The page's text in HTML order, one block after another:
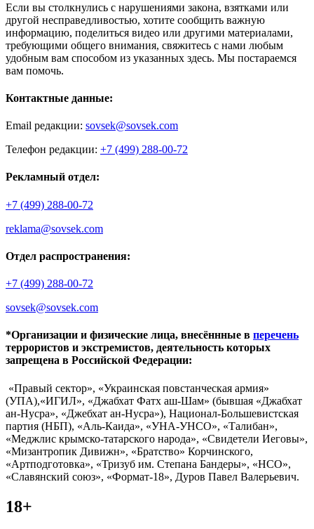
Если вы столкнулись с нарушениями закона, взятками или
другой несправедливостью, хотите сообщить важную
информацию, поделиться видео или другими материалами,
требующими общего внимания, свяжитесь с нами любым
удобным вам способом из указанных здесь. Мы постараемся
вам помочь.
Контактные данные:
Email редакции: sovsek@sovsek.com
Телефон редакции: +7 (499) 288-00-72
Рекламный отдел:
+7 (499) 288-00-72
reklama@sovsek.com
Отдел распространения:
+7 (499) 288-00-72
sovsek@sovsek.com
*Организации и физические лица, внесённные в перечень
террористов и экстремистов, деятельность которых
запрещена в Российской Федерации:
«Правый сектор», «Украинская повстанческая армия»
(УПА),«ИГИЛ», «Джабхат Фатх аш-Шам» (бывшая «Джабхат
ан-Нусра», «Джебхат ан-Нусра»), Национал-Большевистская
партия (НБП), «Аль-Каида», «УНА-УНСО», «Талибан»,
«Меджлис крымско-татарского народа», «Свидетели Иеговы»,
«Мизантропик Дивижн», «Братство» Корчинского,
«Артподготовка», «Тризуб им. Степана Бандеры», «НСО»,
«Славянский союз», «Формат-18», Дуров Павел Валерьевич.
18+